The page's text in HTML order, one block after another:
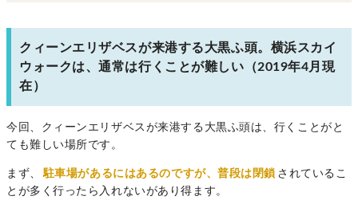
クィーンエリザベスが来港する大黒ふ頭。横浜スカイ
ウォークは、通常は行くことが難しい（2019年4月現
在）
今回、クィーンエリザベスが来港する大黒ふ頭は、行くことがと
ても難しい場所です。
まず、 駐車場があるにはあるのですが、普段は閉鎖 されているこ
とが多く行ったら入れないがあり得ます。